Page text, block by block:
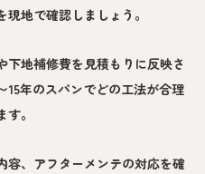
地で確認しましょう。
地補修費を見積もりに反映さ
15年のスパンでどの工法が合理
。
容、アフターメンテの対応を確